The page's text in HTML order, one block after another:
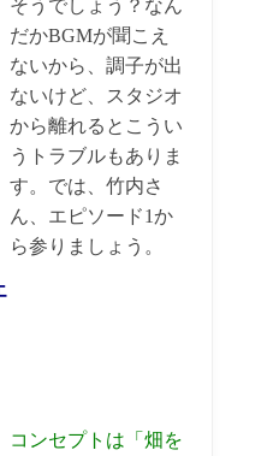
そうでしょう？なん
だかBGMが聞こえ
ないから、調子が出
ないけど、スタジオ
から離れるとこうい
うトラブルもありま
す。では、竹内さ
ん、エピソード1か
ら参りましょう。
コンセプトは「畑を